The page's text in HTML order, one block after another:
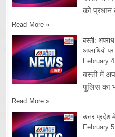
को प्रधान
Read More »
बस्ती:
अपराधियो पर
February
बस्ती में
पुलिस का
Read More »
उत्तर प्रदेश
February